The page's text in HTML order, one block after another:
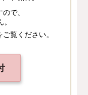
で、
ご覧ください。